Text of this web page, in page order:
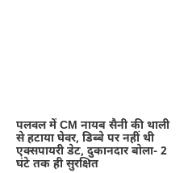
पलवल में CM नायब सैनी की थाली
से हटाया घेवर, डिब्बे पर नहीं थी
एक्सपायरी डेट, दुकानदार बोला- 2
घंटे तक ही सुरक्षित